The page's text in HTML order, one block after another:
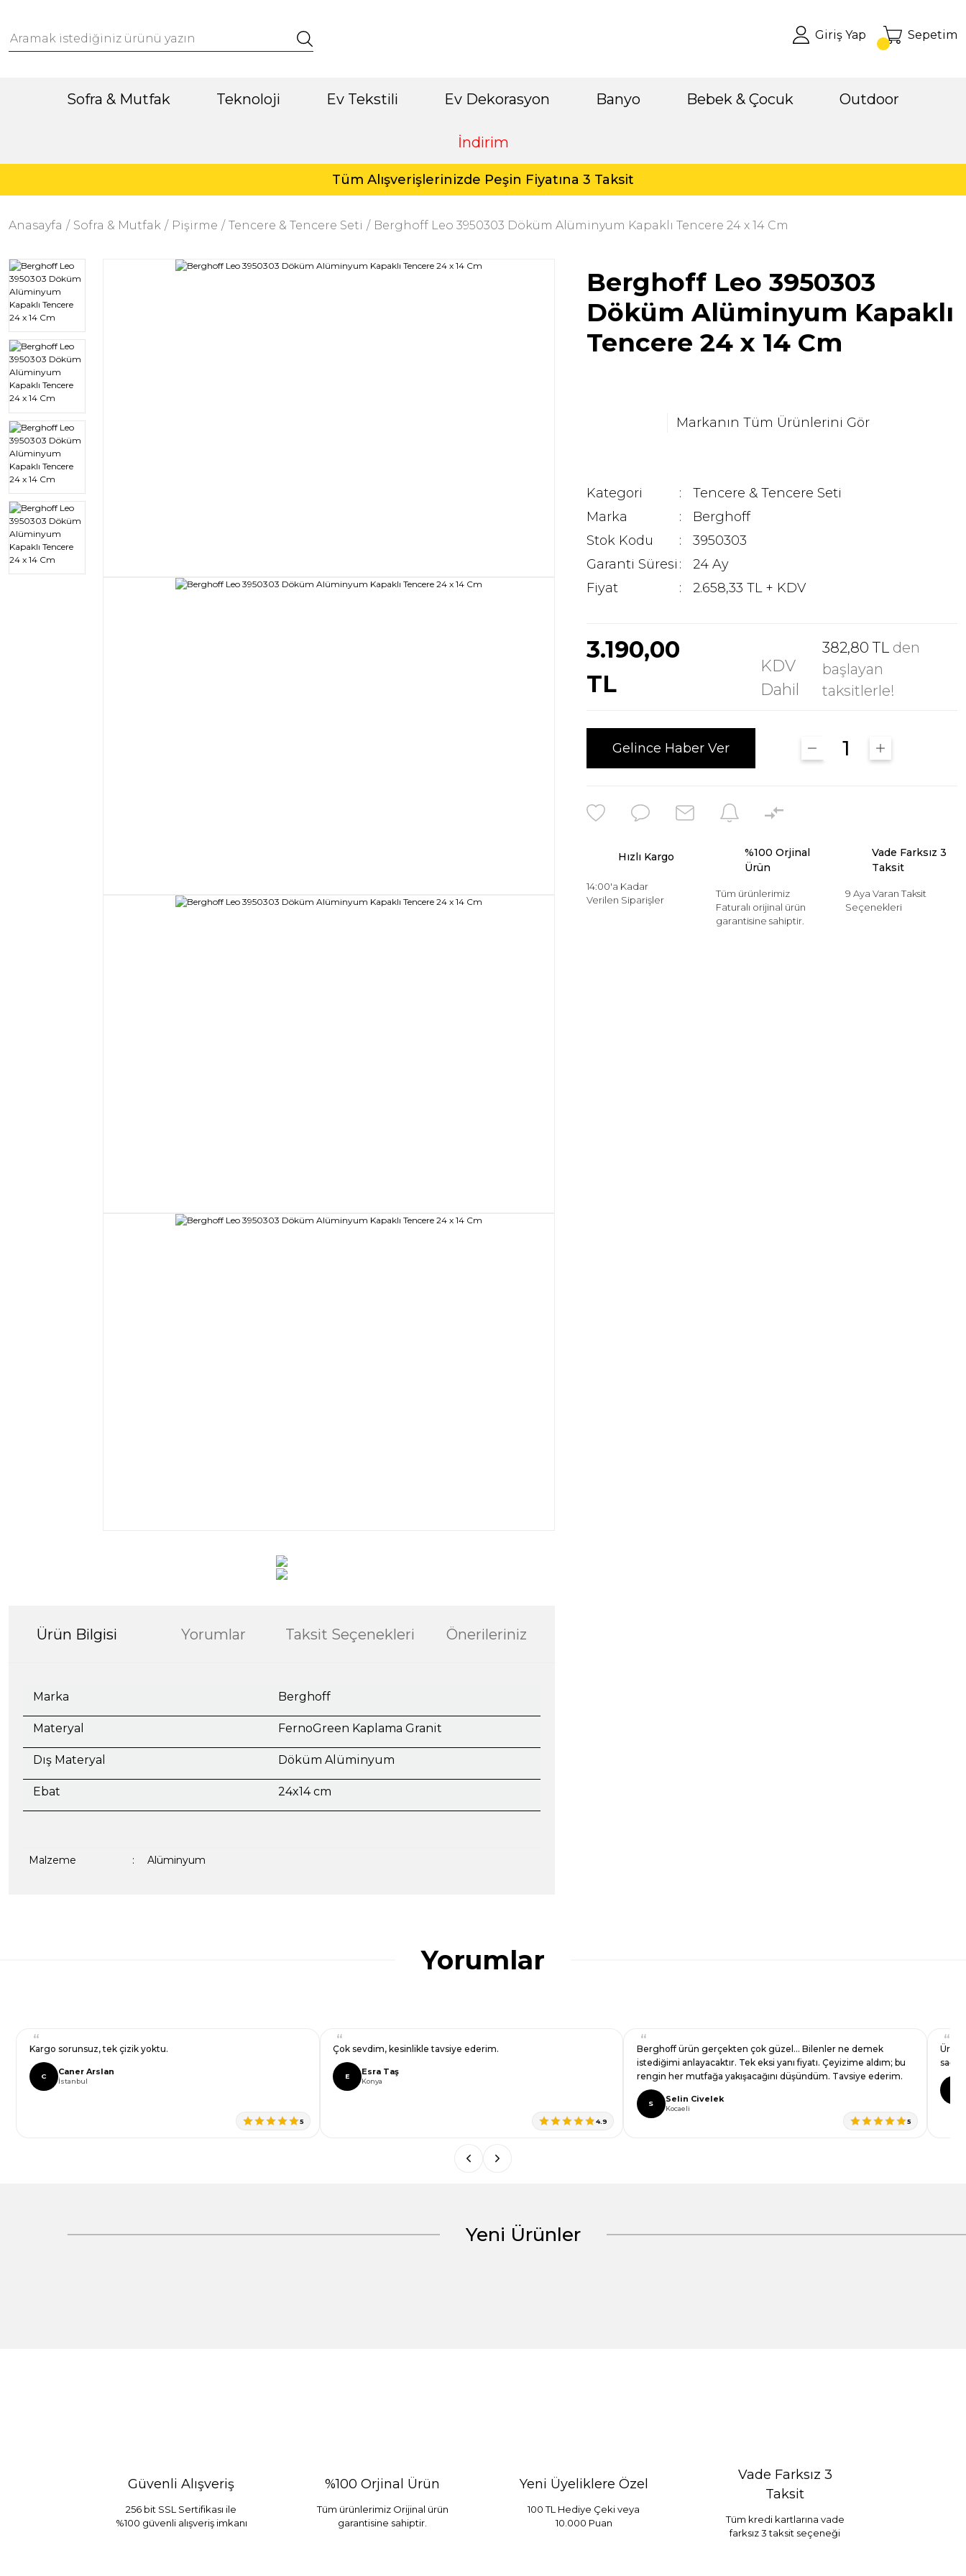
Giriş Yap Sepetim
Sofra & Mutfak Teknoloji Ev Tekstili Ev Dekorasyon Banyo Bebek & Çocuk Outdoor
İndirim
Tüm Alışverişlerinizde Peşin Fiyatına 3 Taksit
Anasayfa Sofra & Mutfak Pişirme Tencere & Tencere Seti Berghoff Leo 3950303 Döküm Alüminyum Kapaklı Tencere 24 x 14 Cm
Ürün Bilgisi Yorumlar Taksit Seçenekleri Önerileriniz
Marka Berghoff
Materyal FernoGreen Kaplama Granit
Dış Materyal Döküm Alüminyum
Ebat 24x14 cm
Malzeme : Alüminyum
Bu ürüne benzer farklı alternatifler olmalı.
Berghoff Leo 3950303
Döküm Alüminyum Kapaklı
Tencere 24 x 14 Cm
Markanın Tüm Ürünlerini Gör
Kategori
Tencere & Tencere Seti
Marka
Berghoff
Stok Kodu
3950303
Garanti Süresi
24 Ay
Fiyat
2.658,33 TL + KDV
3.190,00
TL
KDV
Dahil
382,80 TL den
başlayan
taksitlerle!
Gelince Haber Ver
Hızlı Kargo
14:00'a Kadar
Verilen Siparişler
%100 Orjinal
Ürün
Tüm ürünlerimiz
Faturalı orijinal ürün
garantisine sahiptir.
Vade Farksız 3
Taksit
9 Aya Varan Taksit
Seçenekleri
Yorumlar
Kargo sorunsuz, tek çizik yoktu.
C Caner Arslan
İstanbul
5
Çok sevdim, kesinlikle tavsiye ederim.
E Esra Taş
Konya
4.9
Berghoff ürün gerçekten çok güzel… Bilenler ne demek
istediğimi anlayacaktır. Tek eksi yanı fiyatı. Çeyizime aldım; bu
rengin her mutfağa yakışacağını düşündüm. Tavsiye ederim.
S Selin Civelek
Kocaeli
5
Ürün
Yeni Ürünler
Güvenli Alışveriş
256 bit SSL Sertifikası ile
%100 güvenli alışveriş imkanı
%100 Orjinal Ürün
Tüm ürünlerimiz Orijinal ürün
garantisine sahiptir.
Yeni Üyeliklere Özel
100 TL Hediye Çeki veya
10.000 Puan
Vade Farksız 3
Taksit
Tüm kredi kartlarına vade
farksız 3 taksit seçeneği